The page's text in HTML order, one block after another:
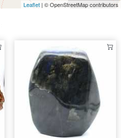
Leaflet | © OpenStreetMap contributors